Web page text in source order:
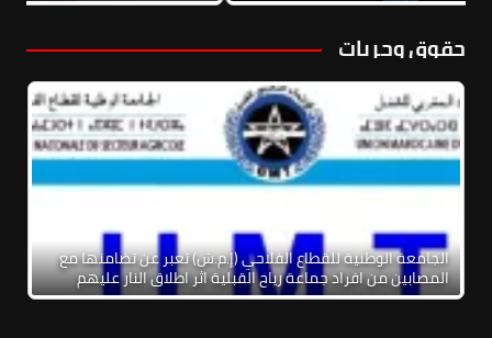
حقوق وحريات
الجامعة الوطنية للقطاع الفلاحي (إ.م.ش) تعبر عن تضامنها مع
المصابين من افراد جماعة رياح القبلية اثر اطلاق النار عليهم